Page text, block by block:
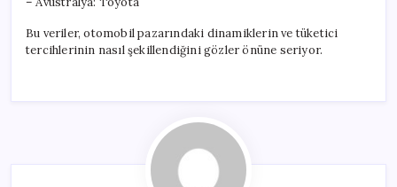
Bu veriler, otomobil pazarındaki dinamiklerin ve tüketici
tercihlerinin nasıl şekillendiğini gözler önüne seriyor.